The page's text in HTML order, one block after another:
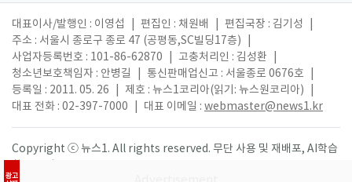
광고
대표이사/발행인 : 이영섭 편집인 : 채원배 편집국장 : 김기성
주소 : 서울시 종로구 종로 47 (공평동,SC빌딩17층)
사업자등록번호 : 101-86-62870
고충처리인 : 김성환
청소년보호책임자 : 안병길
통신판매업신고 : 서울종로 0676호
등록일 : 2011. 05. 26
제호 : 뉴스1코리아(읽기: 뉴스원코리아)
대표 전화 : 02-397-7000
대표 이메일 : webmaster@news1.kr
Copyright ⓒ 뉴스1. All rights reserved. 무단 사용 및 재배포, AI학습
활용 금지.